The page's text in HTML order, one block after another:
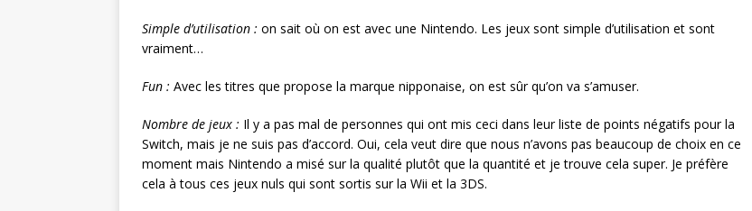
Simple d’utilisation : on sait où on est avec une Nintendo. Les jeux sont simple d’utilisation et sont
vraiment…
Fun : Avec les titres que propose la marque nipponaise, on est sûr qu’on va s’amuser.
Nombre de jeux : Il y a pas mal de personnes qui ont mis ceci dans leur liste de points négatifs pour la
Switch, mais je ne suis pas d’accord. Oui, cela veut dire que nous n’avons pas beaucoup de choix en ce
moment mais Nintendo a misé sur la qualité plutôt que la quantité et je trouve cela super. Je préfère
cela à tous ces jeux nuls qui sont sortis sur la Wii et la 3DS.